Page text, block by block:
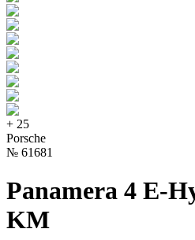
+ 25
Porsche
№ 61681
Panamera 4 E-
KM